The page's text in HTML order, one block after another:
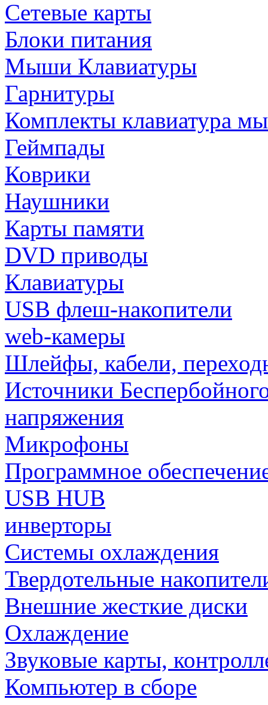
Сетевые карты
Блоки питания
Мыши Клавиатуры
Гарнитуры
Комплекты клавиатура
Геймпады
Коврики
Наушники
Карты памяти
DVD приводы
Клавиатуры
USB флеш-накопители
web-камеры
Шлейфы, кабели,
Источники
напряжения
Микрофоны
Программное
USB HUB
инверторы
Системы охлаждения
Твердотельные
Внешние жесткие диски
Охлаждение
Звуковые карты,
Компьютер в сборе